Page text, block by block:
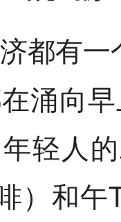
都有
涌向
轻人
）和